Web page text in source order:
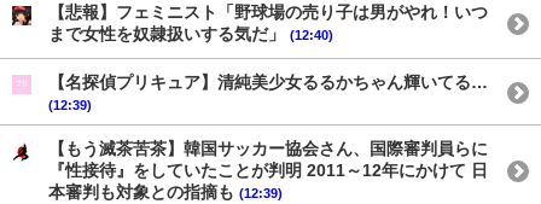
【悲報】フェミニスト「野球場の売り子は男がやれ！いつ
まで女性を奴隷扱いする気だ」
(12:40)
【名探偵プリキュア】清純美少女るるかちゃん輝いてる…
(12:39)
【もう滅茶苦茶】韓国サッカー協会さん、国際審判員らに
『性接待』をしていたことが判明 2011～12年にかけて 日
本審判も対象との指摘も (12:39)